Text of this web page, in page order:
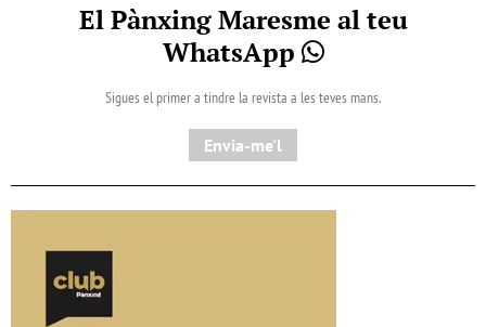
El Pànxing Maresme al teu
WhatsApp
Sigues el primer a tindre la revista a les teves mans.
Envia-me'l